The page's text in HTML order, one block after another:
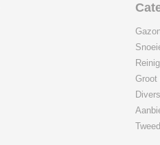
Groot